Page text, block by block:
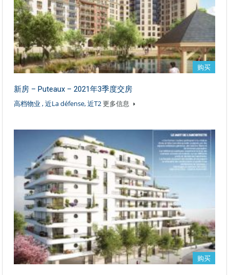
购买
新房 – Puteaux – 2021年3季度交房
高档物业 , 近La défense, 近T2更多信息
购买